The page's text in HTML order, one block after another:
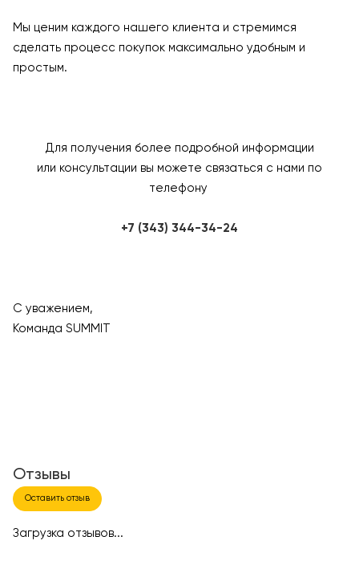
Мы ценим каждого нашего клиента и стремимся
сделать процесс покупок максимально удобным и
простым.
Для получения более подробной информации
или консультации вы можете связаться с нами по
телефону
+7 (343) 344-34-24
С уважением,
Команда SUMMIT
Отзывы
Оставить отзыв
Загрузка отзывов...